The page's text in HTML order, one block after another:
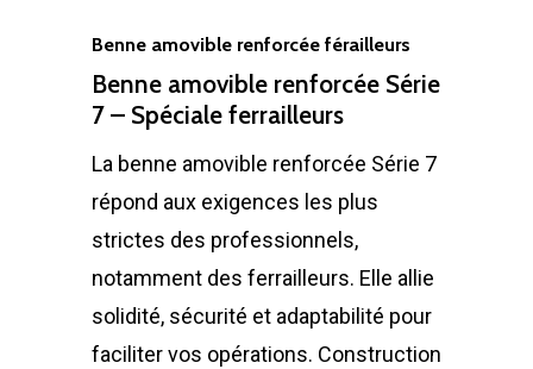
Benne amovible renforcée férailleurs
Benne amovible renforcée Série
7 – Spéciale ferrailleurs
La benne amovible renforcée Série 7
répond aux exigences les plus
strictes des professionnels,
notamment des ferrailleurs. Elle allie
solidité, sécurité et adaptabilité pour
faciliter vos opérations. Construction